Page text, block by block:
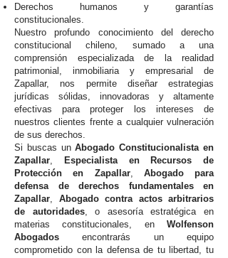
Derechos humanos y garantías
constitucionales.
Nuestro profundo conocimiento del derecho
constitucional chileno, sumado a una
comprensión especializada de la realidad
patrimonial, inmobiliaria y empresarial de
Zapallar, nos permite diseñar estrategias
jurídicas sólidas, innovadoras y altamente
efectivas para proteger los intereses de
nuestros clientes frente a cualquier vulneración
de sus derechos.
Si buscas unAbogado Constitucionalista en
Zapallar,
Especialista en Recursos de
Protección en Zapallar, Abogado para
defensa de derechos fundamentales en
Zapallar, Abogado contra actos arbitrarios
de autoridades, o asesoría estratégica en
materias constitucionales, en Wolfenson
Abogados encontrarás un equipo
comprometido con la defensa de tu libertad, tu